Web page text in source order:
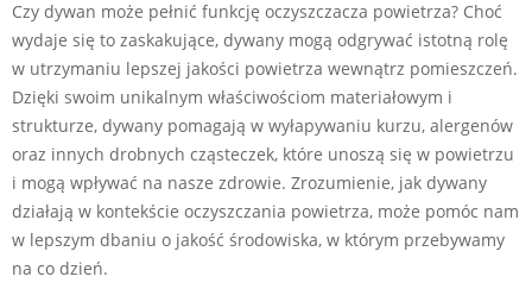
Czy dywan może pełnić funkcję oczyszczacza powietrza? Choć
wydaje się to zaskakujące, dywany mogą odgrywać istotną rolę
w utrzymaniu lepszej jakości powietrza wewnątrz pomieszczeń.
Dzięki swoim unikalnym właściwościom materiałowym i
strukturze, dywany pomagają w wyłapywaniu kurzu, alergenów
oraz innych drobnych cząsteczek, które unoszą się w powietrzu
i mogą wpływać na nasze zdrowie. Zrozumienie, jak dywany
działają w kontekście oczyszczania powietrza, może pomóc nam
w lepszym dbaniu o jakość środowiska, w którym przebywamy
na co dzień.